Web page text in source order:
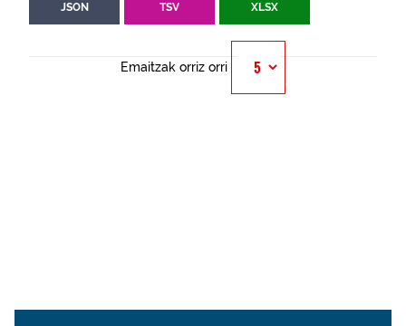
JSON TSV XLSX
Emaitzak orriz orri